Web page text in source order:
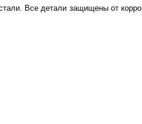
Все детали защищены от